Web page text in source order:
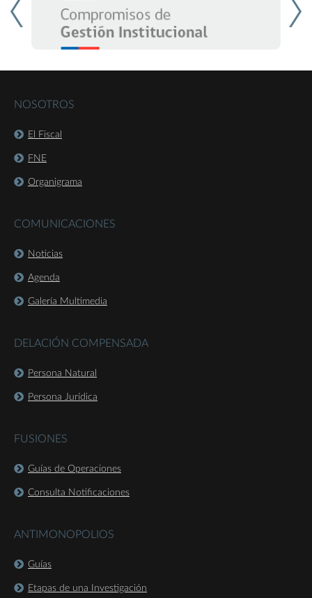
NOSOTROS
El Fiscal
FNE
Organigrama
COMUNICACIONES
Noticias
Agenda
Galería Multimedia
DELACIÓN COMPENSADA
Persona Natural
Persona Jurídica
FUSIONES
Guías de Operaciones
Consulta Notificaciones
ANTIMONOPOLIOS
Guías
Etapas de una Investigación